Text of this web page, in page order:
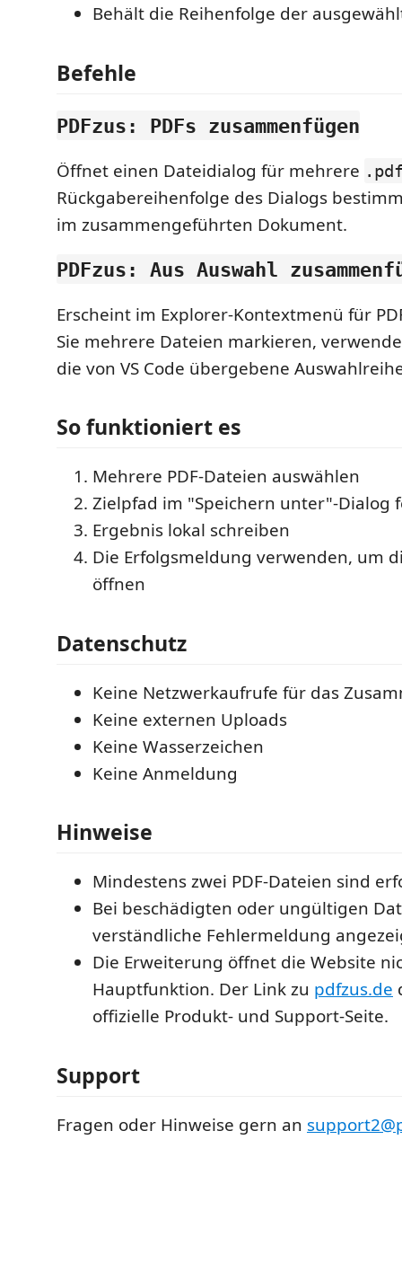
Behält die Reihenfolge der
Befehle
PDFzus: PDFs zusammenfügen
Öffnet einen Dateidialog für mehrere
Rückgabereihenfolge des Dialogs
im zusammengeführten Dokument.
PDFzus: Aus Auswahl
Erscheint im Explorer-Kontextmenü für
Sie mehrere Dateien markieren,
die von VS Code übergebene
So funktioniert es
Mehrere PDF-Dateien auswählen
Zielpfad im "Speichern unter"-Dialog
Ergebnis lokal schreiben
Die Erfolgsmeldung verwenden, um
öffnen
Datenschutz
Keine Netzwerkaufrufe für das
Keine externen Uploads
Keine Wasserzeichen
Keine Anmeldung
Hinweise
Mindestens zwei PDF-Dateien sind
Bei beschädigten oder ungültigen
verständliche Fehlermeldung
Die Erweiterung öffnet die Website
Hauptfunktion. Der Link zu pdfzus.de
offizielle Produkt- und Support-Seite.
Support
Fragen oder Hinweise gern an